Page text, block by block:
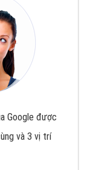
Google được
và 3 vị trí